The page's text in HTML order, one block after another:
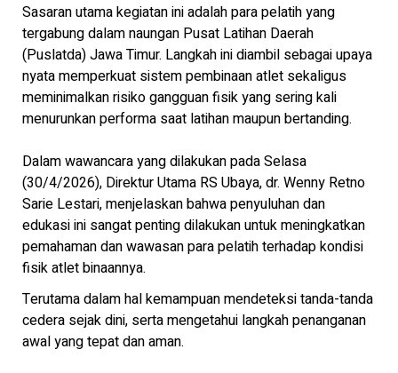
Sasaran utama kegiatan ini adalah para pelatih yang
tergabung dalam naungan Pusat Latihan Daerah
(Puslatda) Jawa Timur. Langkah ini diambil sebagai upaya
nyata memperkuat sistem pembinaan atlet sekaligus
meminimalkan risiko gangguan fisik yang sering kali
menurunkan performa saat latihan maupun bertanding.
Dalam wawancara yang dilakukan pada Selasa
(30/4/2026), Direktur Utama RS Ubaya, dr. Wenny Retno
Sarie Lestari, menjelaskan bahwa penyuluhan dan
edukasi ini sangat penting dilakukan untuk meningkatkan
pemahaman dan wawasan para pelatih terhadap kondisi
fisik atlet binaannya.
Terutama dalam hal kemampuan mendeteksi tanda-tanda
cedera sejak dini, serta mengetahui langkah penanganan
awal yang tepat dan aman.